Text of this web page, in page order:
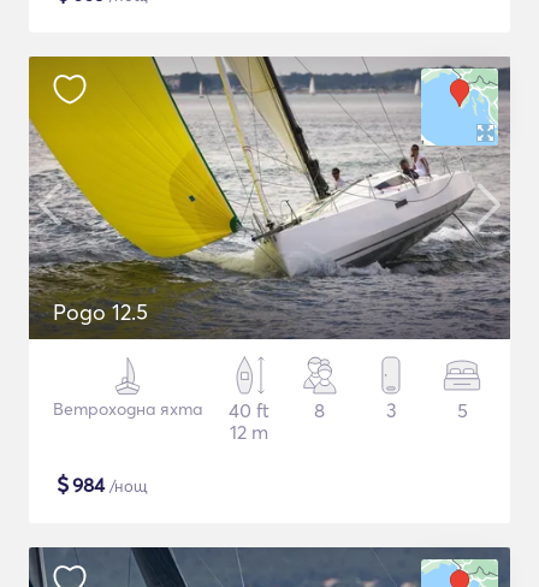
Pogo 12.5
Ветроходна яхта
40 ft
12 m
8 3 5
$984/нощ